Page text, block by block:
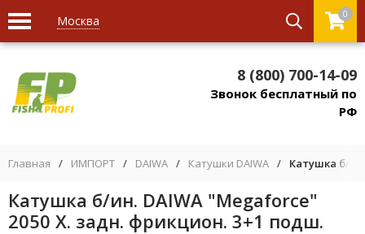
Москва 0
8 (800) 700-14-09
Звонок бесплатный по
РФ
Главная / ИМПОРТ / DAIWA / Катушки DAIWA / Катушка б/
Катушка б/ин. DAIWA "Megaforce"
2050 Х. задн. фрикцион. 3+1 подш.